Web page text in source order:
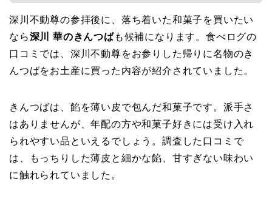
深川不動尊の参拝後に、落ち着いた和菓子を買いたい
なら深川 華のきんつばも候補になります。食べログの
口コミでは、深川不動尊をお参りした帰りに名物のき
んつばをお土産に買った内容が紹介されていました。
きんつばは、餡を薄い皮で包んだ和菓子です。派手さ
はありませんが、年配の方や和菓子好きには受け入れ
られやすい品といえるでしょう。調査した口コミで
は、もっちりした薄皮と細かな餡、甘すぎない味わい
に触れられていました。